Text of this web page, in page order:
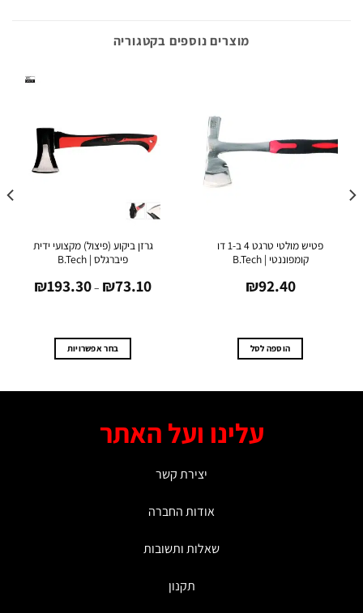
מוצרים נוספים בקטגוריה
פטיש מולטי טרגט 4 ב-1 דו
קומפוננטי | B.Tech
₪92.40
הוספה לסל
גרזן ביקוע (פיצול) מקצועי ידית
פיברגלס | B.Tech
₪73.10
–
₪193.30 מחירים:
בחר אפשרויות
סוגים. עלינו ועל האתר
יצירת קשר
אודות החברה
שאלות ותשובות